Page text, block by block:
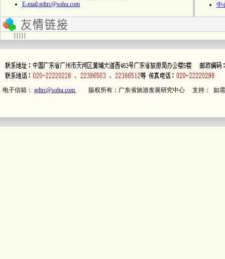
E-mail:gdtrc@sohu.com
中
电子信箱： gdtrc@sohu.com 版权所有：广东省旅游发展研究中心 支持： 如需